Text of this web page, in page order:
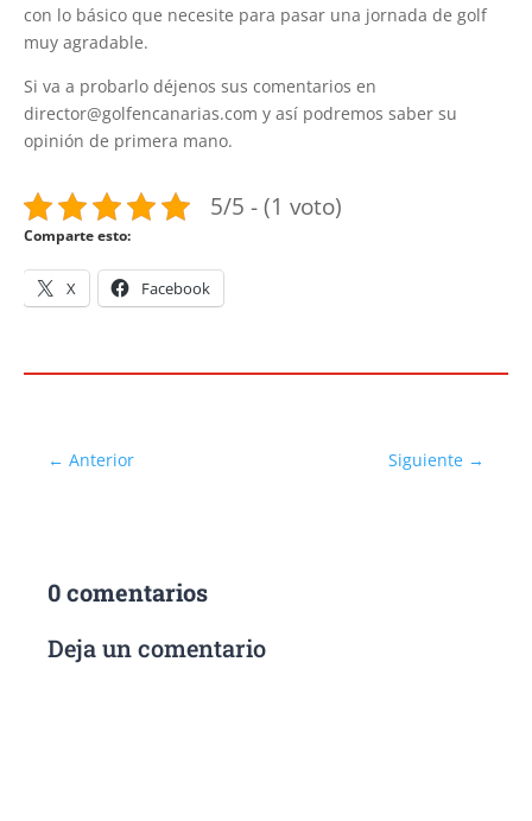
con lo básico que necesite para pasar una jornada de golf
muy agradable.
Si va a probarlo déjenos sus comentarios en
director@golfencanarias.com y así podremos saber su
opinión de primera mano.
5/5 - (1 voto)
Comparte esto:
X Facebook
←Anterior Siguiente→
0 comentarios
Deja un comentario